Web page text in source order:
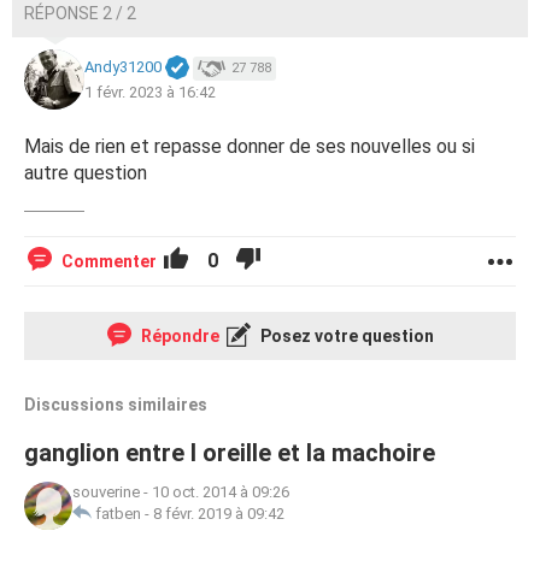
RÉPONSE 2 / 2
Andy31200 27 788
1 févr. 2023 à 16:42
Mais de rien et repasse donner de ses nouvelles ou si
autre question
Commenter 0
Répondre Posez votre question
Discussions similaires
ganglion entre l oreille et la machoire
souverine - 10 oct. 2014 à 09:26
fatben - 8 févr. 2019 à 09:42